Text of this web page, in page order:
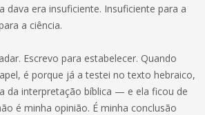
dava era insuficiente. Insuficiente para a
a ciência.
Escrevo para estabelecer. Quando
é porque já a testei no texto hebraico,
da interpretação bíblica — e ela ficou de
é minha opinião. É minha conclusão